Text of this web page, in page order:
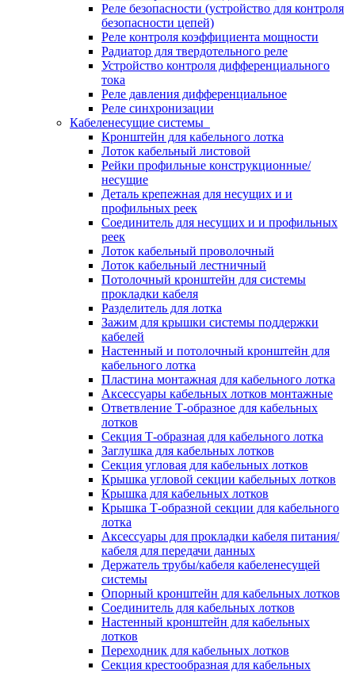
Реле безопасности (устройство для контроля
безопасности цепей)
Реле контроля коэффициента мощности
Радиатор для твердотельного реле
Устройство контроля дифференциального
тока
Реле давления дифференциальное
Реле синхронизации
Кабеленесущие системы
Кронштейн для кабельного лотка
Лоток кабельный листовой
Рейки профильные конструкционные/
несущие
Деталь крепежная для несущих и и
профильных реек
Соединитель для несущих и и профильных
реек
Лоток кабельный проволочный
Лоток кабельный лестничный
Потолочный кронштейн для системы
прокладки кабеля
Разделитель для лотка
Зажим для крышки системы поддержки
кабелей
Настенный и потолочный кронштейн для
кабельного лотка
Пластина монтажная для кабельного лотка
Аксессуары кабельных лотков монтажные
Ответвление Т-образное для кабельных
лотков
Секция Т-образная для кабельного лотка
Заглушка для кабельных лотков
Секция угловая для кабельных лотков
Крышка угловой секции кабельных лотков
Крышка для кабельных лотков
Крышка Т-образной секции для кабельного
лотка
Аксессуары для прокладки кабеля питания/
кабеля для передачи данных
Держатель трубы/кабеля кабеленесущей
системы
Опорный кронштейн для кабельных лотков
Соединитель для кабельных лотков
Настенный кронштейн для кабельных
лотков
Переходник для кабельных лотков
Секция крестообразная для кабельных